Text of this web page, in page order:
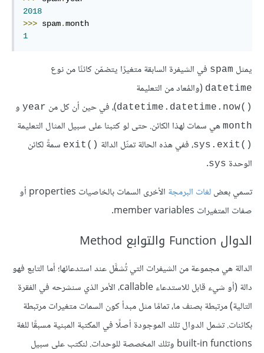
2018
>>> spam.
1
يمثل spam في الشيفرة السابقة متغيرًا يتضمّن كائنًا من نوع
datetime (والمُعاد من التعليمة
()datetime.datetime.now )، في حين أن كل من year و
month هي سمات لهذا الكائن. حتى لو كتبنا على سبيل المثال التعليمة
()sys.exit ، ففي هذه الحالة تمثّل الدالة ()exit
سمةً لكائن
الوحدة sys
.
تسمي بعضلغات البرمجة
الأخرى السمات بالخاصيات properties أو
صفات المتغيرات member variables.
الدوال Function والتوابع Method
الدالة هي مجموعة من الشيفرات التي تُشغَّل عند استدعائها؛ أما التابع فهو
دالة (أو شيء قابل للاستدعاء callable، الأمر الذي سنشرحه في الفقرة
التالية) مرتبطة بصنف ما، تمامًا مثل مبدأ كون السمات متغيرات مرتبطة
بكائنات. تشمل الدوال تلك الموجودة أصلًا في المكتبة المبنية مسبقًا للغة
built-in functions وتلك المخصصة للوحدات. لنكتب على سبيل